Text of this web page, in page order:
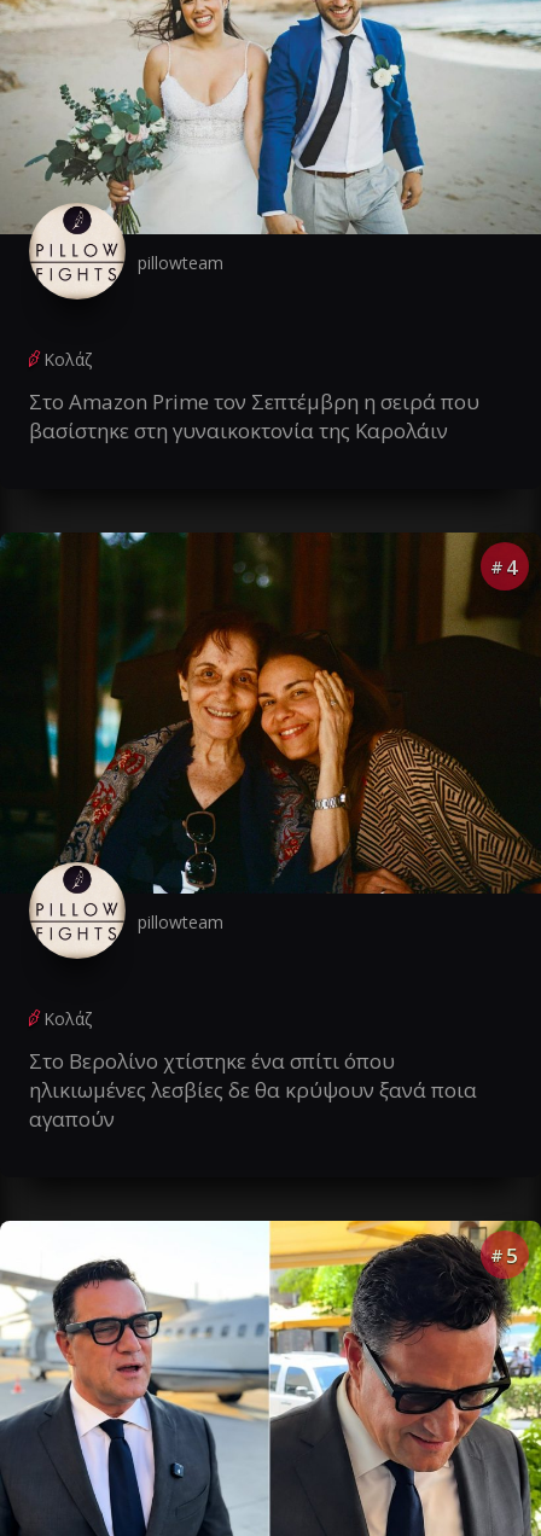
pillowteam
Κολάζ
Στο Amazon Prime τον Σεπτέμβρη η σειρά που
βασίστηκε στη γυναικοκτονία της Καρολάιν
# 4
pillowteam
Κολάζ
Στο Βερολίνο χτίστηκε ένα σπίτι όπου
ηλικιωμένες λεσβίες δε θα κρύψουν ξανά ποια
αγαπούν
# 5